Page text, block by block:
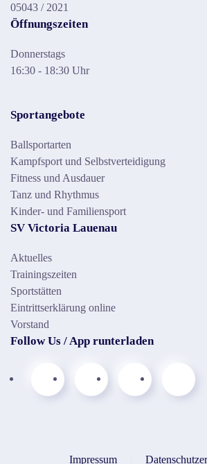
05043 / 2021
Öffnungszeiten
Donnerstags
16:30 - 18:30 Uhr
Sportangebote
Ballsportarten
Kampfsport und Selbstverteidigung
Fitness und Ausdauer
Tanz und Rhythmus
Kinder- und Familiensport
SV Victoria Lauenau
Aktuelles
Trainingszeiten
Sportstätten
Eintrittserklärung online
Vorstand
Follow Us / App runterladen
Impressum